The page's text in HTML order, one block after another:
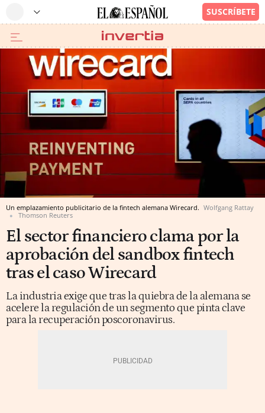
Un emplazamiento publicitario de la fintech alemana Wirecard. Wolfgang Rattay
Thomson Reuters
El sector financiero clama por la
aprobación del sandbox fintech
tras el caso Wirecard
La industria exige que tras la quiebra de la alemana se
acelere la regulación de un segmento que pinta clave
para la recuperación poscoronavirus.